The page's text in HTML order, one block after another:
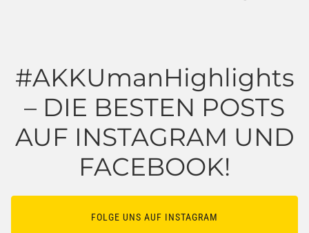
#AKKUmanHighlights
– DIE BESTEN POSTS
AUF INSTAGRAM UND
FACEBOOK!
FOLGE UNS AUF INSTAGRAM